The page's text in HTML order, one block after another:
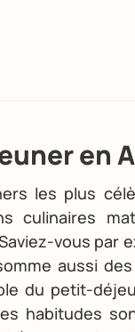
en
les plus
culinaires
vous par
aussi
du petit-
habitudes